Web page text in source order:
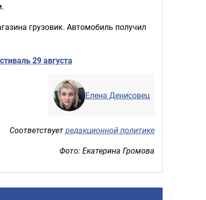
грузовик. Автомобиль получил
29 августа
Елена Денисовец
Соответствуетредакционной политике
Фото: Екатерина Громова